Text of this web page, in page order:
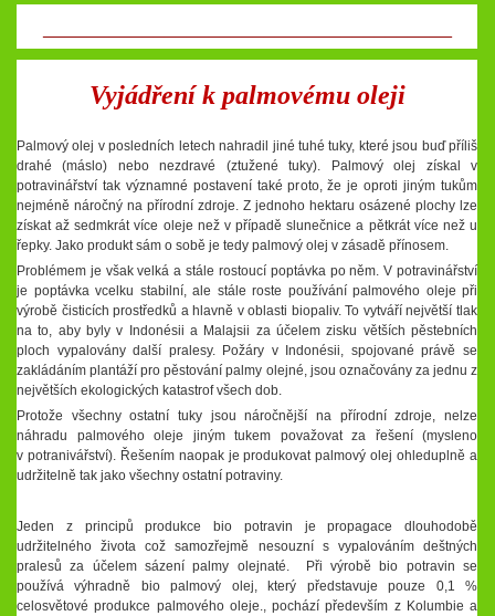
Vyjádření k palmovému oleji
Palmový olej v posledních letech nahradil jiné tuhé tuky, které jsou buď příliš
drahé (máslo) nebo nezdravé (ztužené tuky). Palmový olej získal v
potravinářství tak významné postavení také proto, že je oproti jiným tukům
nejméně náročný na přírodní zdroje. Z jednoho hektaru osázené plochy lze
získat až sedmkrát více oleje než v případě slunečnice a pětkrát více než u
řepky. Jako produkt sám o sobě je tedy palmový olej v zásadě přínosem.
Problémem je však velká a stále rostoucí poptávka po něm. V potravinářství
je poptávka vcelku stabilní, ale stále roste používání palmového oleje při
výrobě čisticích prostředků a hlavně v oblasti biopaliv. To vytváří největší tlak
na to, aby byly v Indonésii a Malajsii za účelem zisku větších pěstebních
ploch vypalovány další pralesy. Požáry v Indonésii, spojované právě se
zakládáním plantáží pro pěstování palmy olejné, jsou označovány za jednu z
největších ekologických katastrof všech dob.
Protože všechny ostatní tuky jsou náročnější na přírodní zdroje, nelze
náhradu palmového oleje jiným tukem považovat za řešení (mysleno
v potranivářství). Řešením naopak je produkovat palmový olej ohleduplně a
udržitelně tak jako všechny ostatní potraviny.
Jeden z principů produkce bio potravin je propagace dlouhodobě
udržitelného života což samozřejmě nesouzní s vypalováním deštných
pralesů za účelem sázení palmy olejnaté. Při výrobě bio potravin se
používá výhradně bio palmový olej, který představuje pouze 0,1 %
celosvětové produkce palmového oleje., pochází především z Kolumbie a